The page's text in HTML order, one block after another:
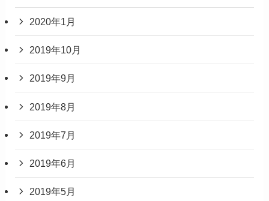
2020年1月
2019年10月
2019年9月
2019年8月
2019年7月
2019年6月
2019年5月